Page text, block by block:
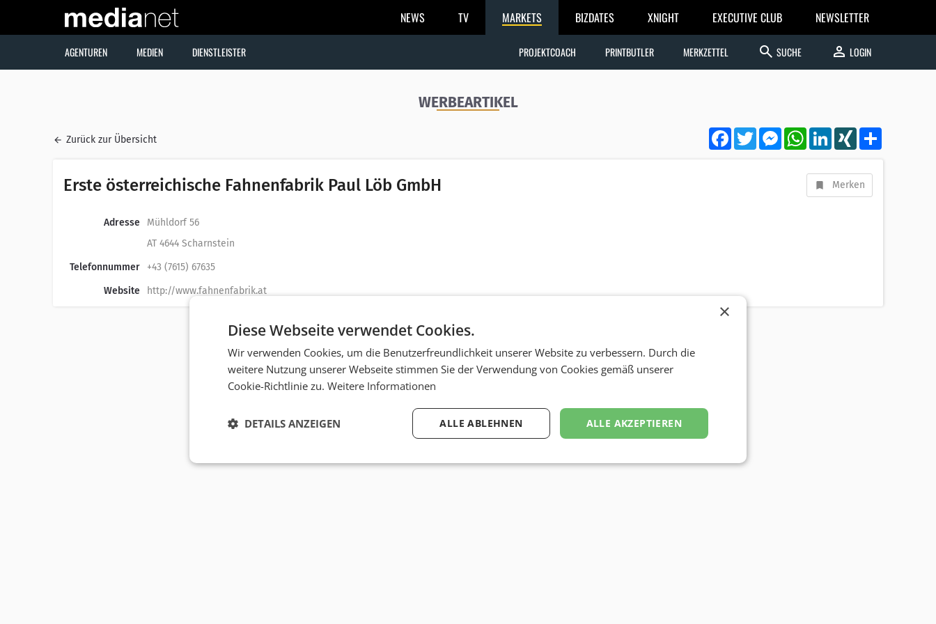
NEWS TV MARKETS BIZDATES XNIGHT EXECUTIVE CLUB NEWSLETTER
AGENTUREN MEDIEN DIENSTLEISTER PROJEKTCOACH PRINTBUTLER MERKZETTEL search SUCHE person LOGIN
WERBEARTIKEL
Zurück zur Übersicht
FacebookTwitterMessengerWhatsApp
LinkedInXING
Erste österreichische Fahnenfabrik Paul Löb GmbH Merken
Adresse
Mühldorf 56
AT 4644 Scharnstein
Telefonnummer
+43 (7615) 67635
Website
http://www.fahnenfabrik.at
×
Diese Webseite verwendet Cookies.
Wir verwenden Cookies, um die Benutzerfreundlichkeit unserer Website zu verbessern. Durch die
weitere Nutzung unserer Webseite stimmen Sie der Verwendung von Cookies gemäß unserer
Cookie-Richtlinie zu. Weitere Informationen
ALLE AKZEPTIEREN
ALLE ABLEHNEN
DETAILS ANZEIGEN